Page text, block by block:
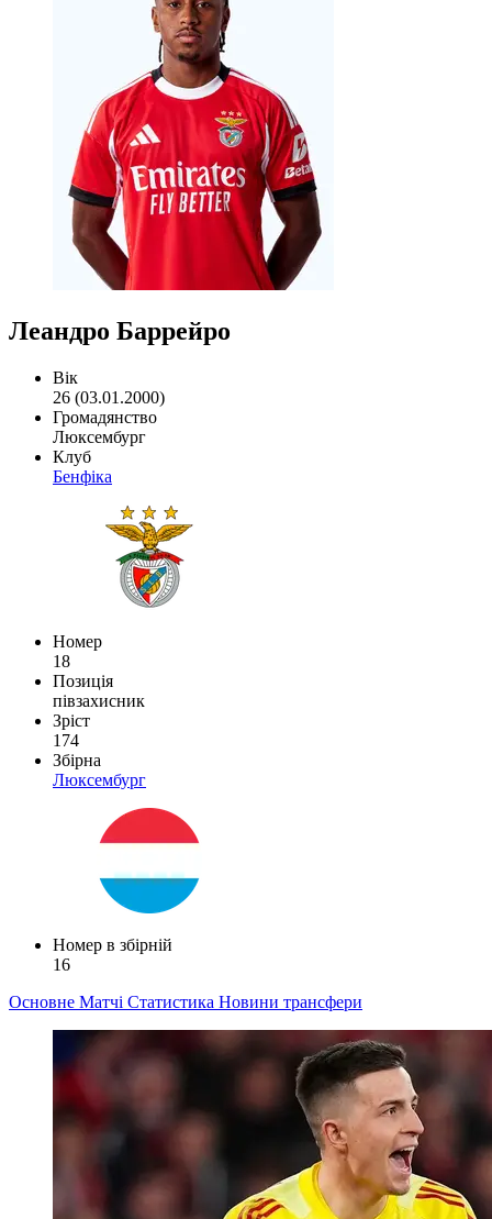
Леандро Баррейро
Вік
26 (03.01.2000)
Громадянство
Люксембург
Клуб
Бенфіка
Номер
18
Позиція
півзахисник
Зріст
174
Збірна
Люксембург
Номер в збірній
16
Основне Матчі Статистика Новини трансфери